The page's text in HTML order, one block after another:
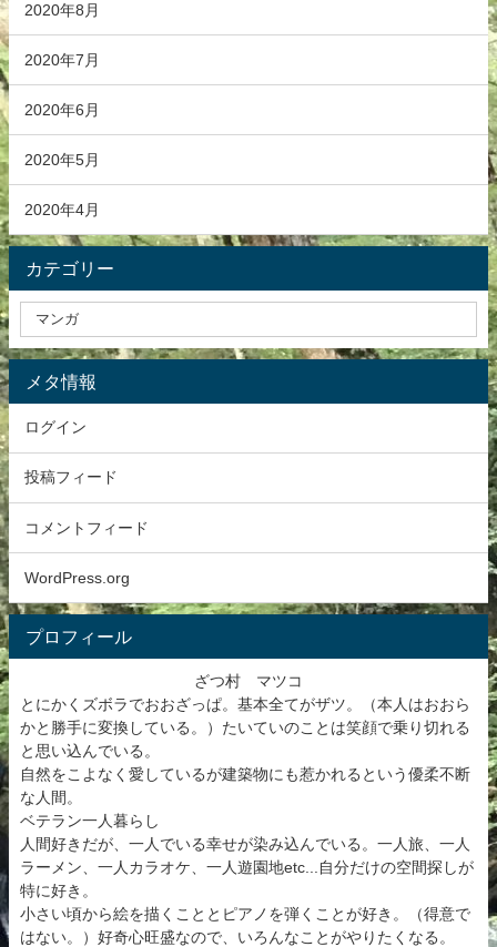
2020年8月
2020年7月
2020年6月
2020年5月
2020年4月
カテゴリー
メタ情報
ログイン
投稿フィード
コメントフィード
WordPress.org
プロフィール
ざつ村 マツコ
とにかくズボラでおおざっぱ。基本全てがザツ。（本人はおおら
かと勝手に変換している。）たいていのことは笑顔で乗り切れる
と思い込んでいる。
自然をこよなく愛しているが建築物にも惹かれるという優柔不断
な人間。
ベテラン一人暮らし
人間好きだが、一人でいる幸せが染み込んでいる。一人旅、一人
ラーメン、一人カラオケ、一人遊園地etc...自分だけの空間探しが
特に好き。
小さい頃から絵を描くこととピアノを弾くことが好き。（得意で
はない。）好奇心旺盛なので、いろんなことがやりたくなる。